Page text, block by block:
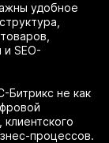
удобное
и SEO-
Битрикс не как
процессов.